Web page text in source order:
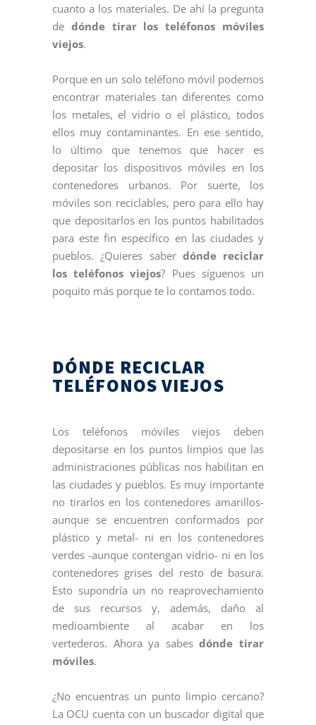
cuanto a los materiales. De ahí la pregunta
de dónde tirar los teléfonos móviles
viejos.
Porque en un solo teléfono móvil podemos
encontrar materiales tan diferentes como
los metales, el vidrio o el plástico, todos
ellos muy contaminantes. En ese sentido,
lo último que tenemos que hacer es
depositar los dispositivos móviles en los
contenedores urbanos. Por suerte, los
móviles son reciclables, pero para ello hay
que depositarlos en los puntos habilitados
para este fin específico en las ciudades y
pueblos. ¿Quieres saber dónde reciclar
los teléfonos viejos? Pues síguenos un
poquito más porque te lo contamos todo.
DÓNDE RECICLAR
TELÉFONOS VIEJOS
Los teléfonos móviles viejos deben
depositarse en los puntos limpios que las
administraciones públicas nos habilitan en
las ciudades y pueblos. Es muy importante
no tirarlos en los contenedores amarillos-
aunque se encuentren conformados por
plástico y metal- ni en los contenedores
verdes -aunque contengan vidrio- ni en los
contenedores grises del resto de basura.
Esto supondría un no reaprovechamiento
de sus recursos y, además, daño al
medioambiente al acabar en los
vertederos. Ahora ya sabesdónde tirar
móviles.
¿No encuentras un punto limpio cercano?
La OCU cuenta con un buscador digital que